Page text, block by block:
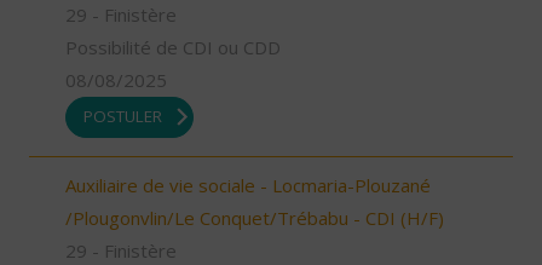
29 - Finistère
Possibilité de CDI ou CDD
08/08/2025
POSTULER
Auxiliaire de vie sociale - Locmaria-Plouzané
/Plougonvlin/Le Conquet/Trébabu - CDI (H/F)
29 - Finistère